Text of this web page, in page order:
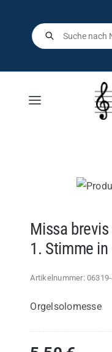
content
Products
search
Toggle
Kontakt
Missa
1. Stimme in
Artikelnummer:
Orgelsolomesse